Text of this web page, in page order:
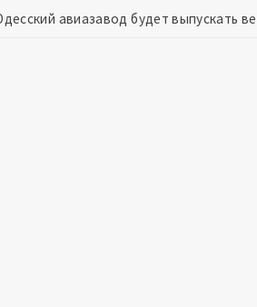
авиазавод будет выпускать